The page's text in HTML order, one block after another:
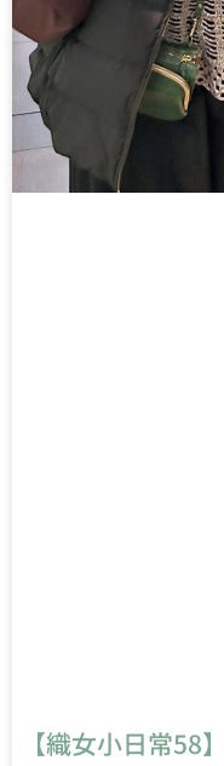
【織女小日常58